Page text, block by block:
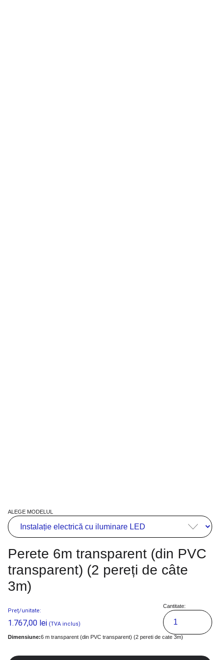
ALEGE MODELUL
Perete 6m transparent (din PVC
transparent) (2 pereți de câte
3m)
Preț/unitate:
1.767,00 lei (TVA inclus)
Cantitate:
Dimensiune:6 m transparent (din PVC transparent) (2 pereti de cate 3m)